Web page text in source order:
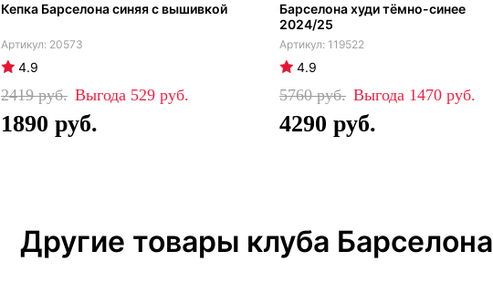
Кепка Барселона синяя с вышивкой
20573
4.9
2419 529
1890
Барселона худи тёмно-синее
2024/25
119522
4.9
5760 1470
4290
Другие товары клуба Барселона